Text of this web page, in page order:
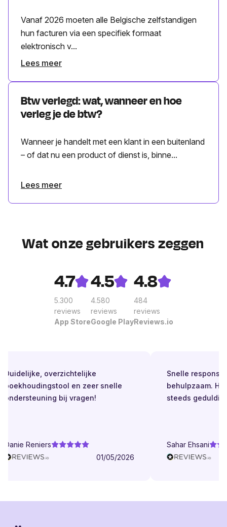
Vanaf 2026 moeten alle Belgische zelfstandigen
hun facturen via een specifiek formaat
elektronisch v...
Lees meer
Btw verlegd: wat, wanneer en hoe
verleg je de btw?
Wanneer je handelt met een klant in een buitenland
– of dat nu een product of dienst is, binne...
Lees meer
Wat onze gebruikers zeggen
4.7
5.300
reviews
App Store
4.5
4.580
reviews
Google Play
4.8
484
reviews
Reviews.io
Duidelijke, overzichtelijke
boekhoudingstool en zeer snelle
ondersteuning bij vragen!
Danie Reniers
01/05/2026
Snelle respons.
behulpzaam.
steeds geduldig.
Sahar Ehsani